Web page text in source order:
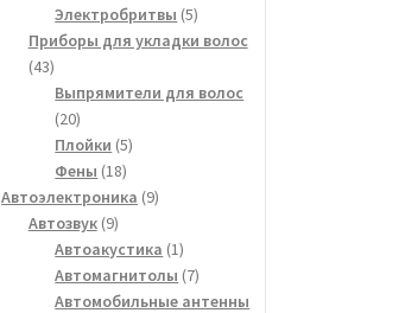
товаров
Электробритвы 55
товаров
Приборы для укладки волос
4343
товара
Выпрямители для волос
2020
товаров
Плойки 55
Фены 1818
товаров
Автоэлектроника 99
Автозвук 99
товаров
Автоакустика 11
товар
Автомагнитолы 77
товаров
Автомобильные антенны